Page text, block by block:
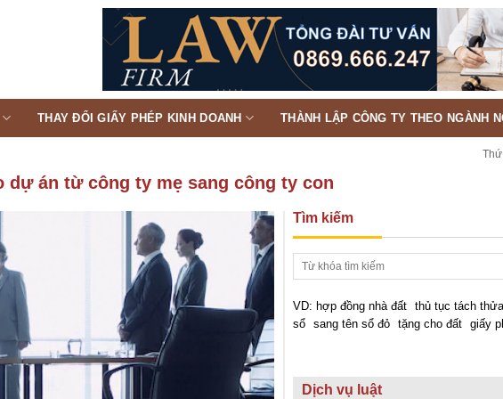
THAY ĐỔI GIẤY PHÉP KINH DOANH THÀNH LẬP CÔNG TY THEO NGÀNH
Thứ
dự án từ công ty mẹ sang công ty con
Tìm kiếm
VD: hợp đồng nhà đất thủ tục tách
sổ
sang tên sổ đỏ tặng cho đất giấy
Dịch vụ luật